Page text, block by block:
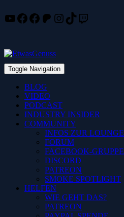
Skip
YouTube
Facebook
Facebook
Patreon
Instagram
TikTok
Twitch
Toggle Navigation
BLOG
VIDEO
PODCAST
INDUSTRY INSIDER
COMMUNITY
INFOS ZUR LOUNGE
FORUM
FACEBOOK-GRUPPE
DISCORD
PATREON
SMOKE SPOTLIGHT
HELFEN
WIE GEHT DAS?
PATREON